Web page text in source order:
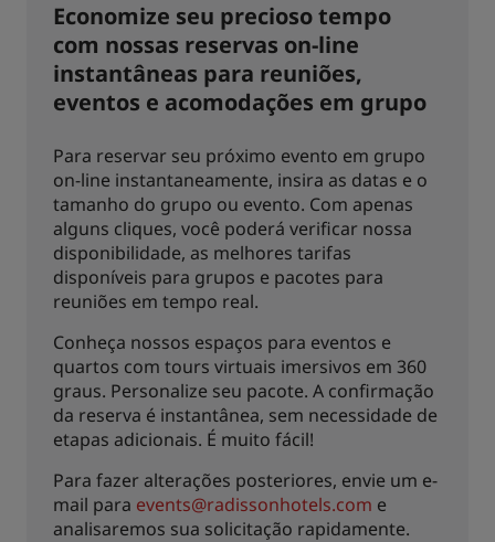
Economize seu precioso tempo
com nossas reservas on-line
instantâneas para reuniões,
eventos e acomodações em grupo
Para reservar seu próximo evento em grupo
on-line instantaneamente, insira as datas e o
tamanho do grupo ou evento. Com apenas
alguns cliques, você poderá verificar nossa
disponibilidade, as melhores tarifas
disponíveis para grupos e pacotes para
reuniões em tempo real.
Conheça nossos espaços para eventos e
quartos com tours virtuais imersivos em 360
graus. Personalize seu pacote. A confirmação
da reserva é instantânea, sem necessidade de
etapas adicionais. É muito fácil!
Para fazer alterações posteriores, envie um e-
mail para events@radissonhotels.com e
analisaremos sua solicitação rapidamente.